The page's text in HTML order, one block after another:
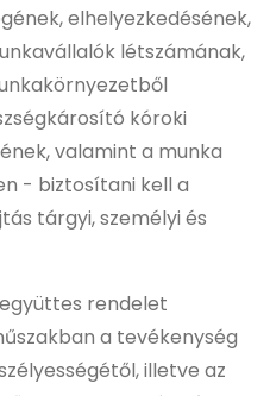
elhelyezkedésének,
létszámának,
kóroki
valamint a munka
- biztosítani kell a
tárgyi, személyi és
együttes rendelet
a tevékenység
illetve az